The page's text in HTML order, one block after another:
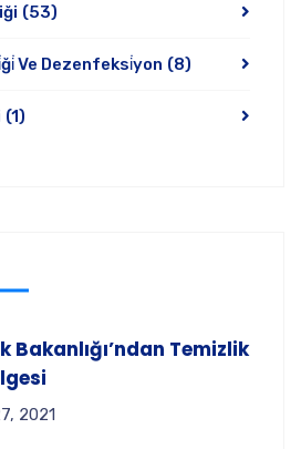
(53)
Ve Dezenfeksi̇yon (8)
(1)
Bakanlığı’ndan Temizlik
2021